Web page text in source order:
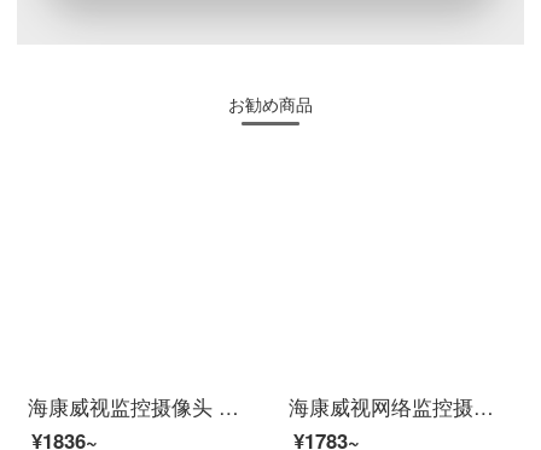
お勧め商品
海康威视监控摄像头 室内网络高清监控器安防监控设备套装探头130万非poeDS-2CD1311D-I 6mm
¥1836~
海康威视网络监控摄像头室外130万高清夜视监控设备套装摄像机带poe DS-IPC-B11-I 8mm
¥1783~